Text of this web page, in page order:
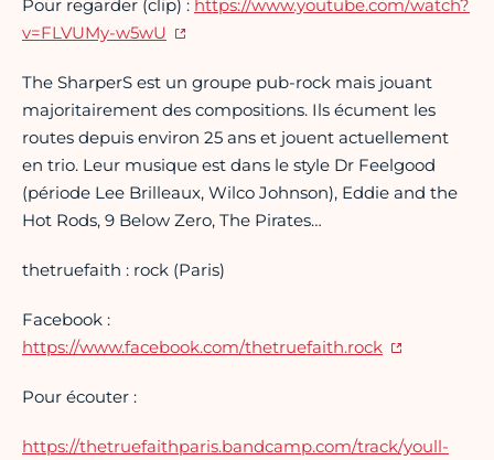
Pour regarder (clip) : https://www.youtube.com/watch?
v=FLVUMy-w5wU
The SharperS est un groupe pub-rock mais jouant
majoritairement des compositions. Ils écument les
routes depuis environ 25 ans et jouent actuellement
en trio. Leur musique est dans le style Dr Feelgood
(période Lee Brilleaux, Wilco Johnson), Eddie and the
Hot Rods, 9 Below Zero, The Pirates…
thetruefaith : rock (Paris)
Facebook :
https://www.facebook.com/thetruefaith.rock
Pour écouter :
https://thetruefaithparis.bandcamp.com/track/youll-